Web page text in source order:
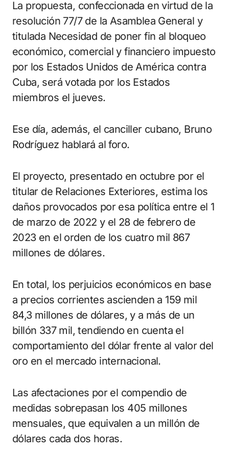
La propuesta, confeccionada en virtud de la
resolución 77/7 de la Asamblea General y
titulada Necesidad de poner fin al bloqueo
económico, comercial y financiero impuesto
por los Estados Unidos de América contra
Cuba, será votada por los Estados
miembros el jueves.
Ese día, además, el canciller cubano, Bruno
Rodríguez hablará al foro.
El proyecto, presentado en octubre por el
titular de Relaciones Exteriores, estima los
daños provocados por esa política entre el 1
de marzo de 2022 y el 28 de febrero de
2023 en el orden de los cuatro mil 867
millones de dólares.
En total, los perjuicios económicos en base
a precios corrientes ascienden a 159 mil
84,3 millones de dólares, y a más de un
billón 337 mil, tendiendo en cuenta el
comportamiento del dólar frente al valor del
oro en el mercado internacional.
Las afectaciones por el compendio de
medidas sobrepasan los 405 millones
mensuales, que equivalen a un millón de
dólares cada dos horas.